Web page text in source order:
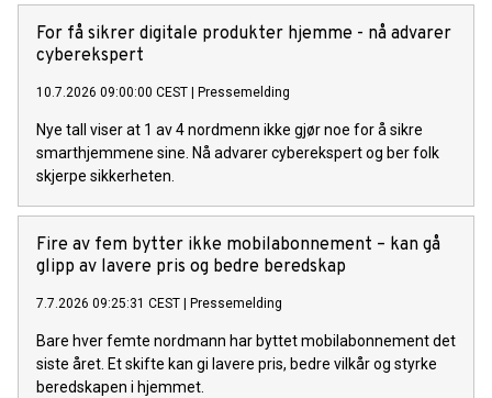
For få sikrer digitale produkter hjemme - nå advarer
cyberekspert
10.7.2026 09:00:00 CEST | Pressemelding
Nye tall viser at 1 av 4 nordmenn ikke gjør noe for å sikre
smarthjemmene sine. Nå advarer cyberekspert og ber folk
skjerpe sikkerheten.
Fire av fem bytter ikke mobilabonnement – kan gå
glipp av lavere pris og bedre beredskap
7.7.2026 09:25:31 CEST | Pressemelding
Bare hver femte nordmann har byttet mobilabonnement det
siste året. Et skifte kan gi lavere pris, bedre vilkår og styrke
beredskapen i hjemmet.